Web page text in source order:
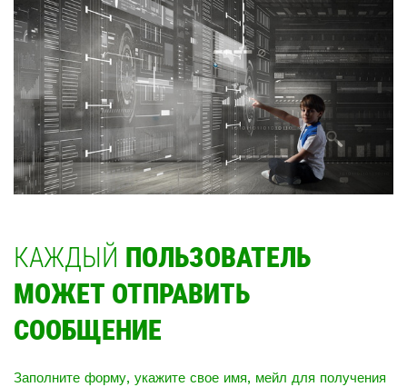
КАЖДЫЙ ПОЛЬЗОВАТЕЛЬ
МОЖЕТ ОТПРАВИТЬ
СООБЩЕНИЕ
Заполните форму, укажите свое имя, мейл для получения